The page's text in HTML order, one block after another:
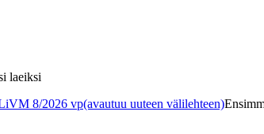
laeiksi
8/2026 vp(avautuu uuteen välilehteen)